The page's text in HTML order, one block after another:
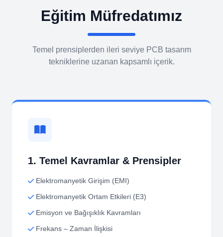
Eğitim Müfredatımız
Temel prensiplerden ileri seviye PCB tasarım
tekniklerine uzanan kapsamlı içerik.
1. Temel Kavramlar & Prensipler
Elektromanyetik Girişim (EMI)
Elektromanyetik Ortam Etkileri (E3)
Emisyon ve Bağışıklık Kavramları
Frekans – Zaman İlişkisi